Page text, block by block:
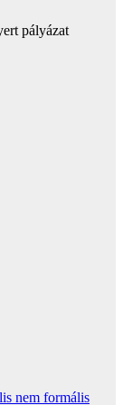
pályázat